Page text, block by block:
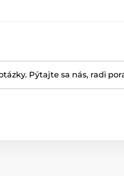
Pýtajte sa nás, radi